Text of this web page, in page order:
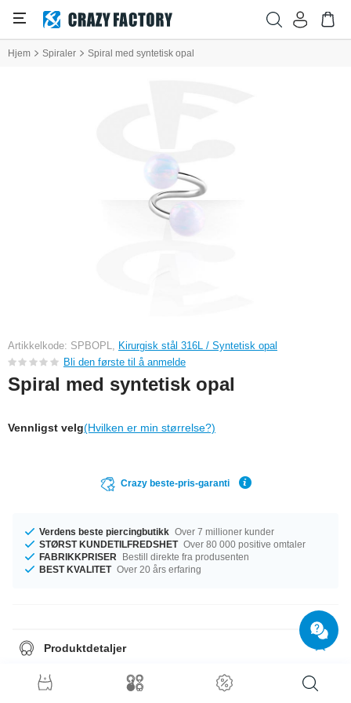
Hjem Spiraler Spiral med syntetisk opal
Artikkelkode: SPBOPL, Kirurgisk stål 316L / Syntetisk opal
Bli den første til å anmelde
Spiral med syntetisk opal
Vennligst velg(Hvilken er min størrelse?)
Crazy beste-pris-garanti
Verdens beste piercingbutikk Over 7 millioner kunder
STØRST KUNDETILFREDSHET Over 80 000 positive omtaler
FABRIKKPRISER
Bestill direkte fra produsenten
BEST KVALITET Over 20 års erfaring
Produktdetaljer
1.6 mm. Den perfekte følgesvenn i enhver anledning … tilgjengelig med
diameter fra 8 mm til 12 mm. Du kan velge kuler i størrelser fra 5 mm til 8